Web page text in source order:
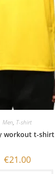
Men, T-shirt
workout t-shirt
€21.00